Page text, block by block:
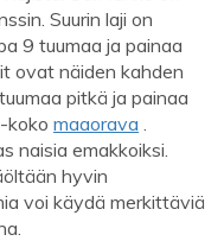
Suurin laji on
9 tuumaa ja painaa
ovat näiden kahden
pitkä ja painaa
koko maaorava
naisia ​​emakkoiksi.
hyvin
voi käydä merkittäviä